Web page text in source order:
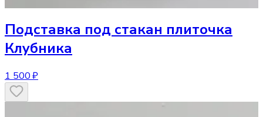
Подставка под стакан плиточка
Клубника
1 500 ₽